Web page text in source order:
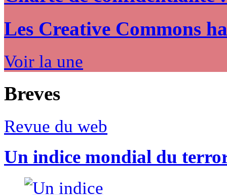
Les Creative Commons
Voir la une
Breves
Revue du web
Un indice mondial du